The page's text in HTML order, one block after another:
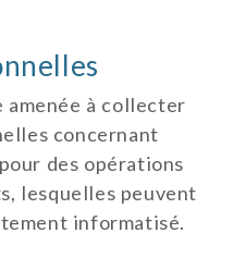
à collecter
concernant
des opérations
lesquelles peuvent
informatisé.